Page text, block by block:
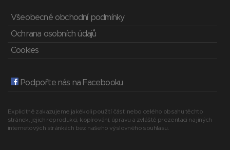
Všeobecné obchodní podmínky
Ochrana osobních údajů
Cookies
Podpořte nás na Facebooku
Explicitně zakazujeme jakékoli použití části nebo celého obsahu těchto
stránek, jejich reprodukci, kopírování, úpravu a zvláště prezentaci na jiných
internetových stránkách bez našeho výslovného souhlasu.